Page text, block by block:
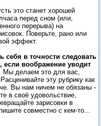
это станет хорошей
перед сном (или,
перерыва) на
Поверьте, рано или
эффект.
себя в точности следовать
если воображение уводит
. Мы делаем это для вас,
эту рубрику как
Вы нам ничем не обязаны -
в своё удовольствие,
зарисовки в
совместно с кем-то...